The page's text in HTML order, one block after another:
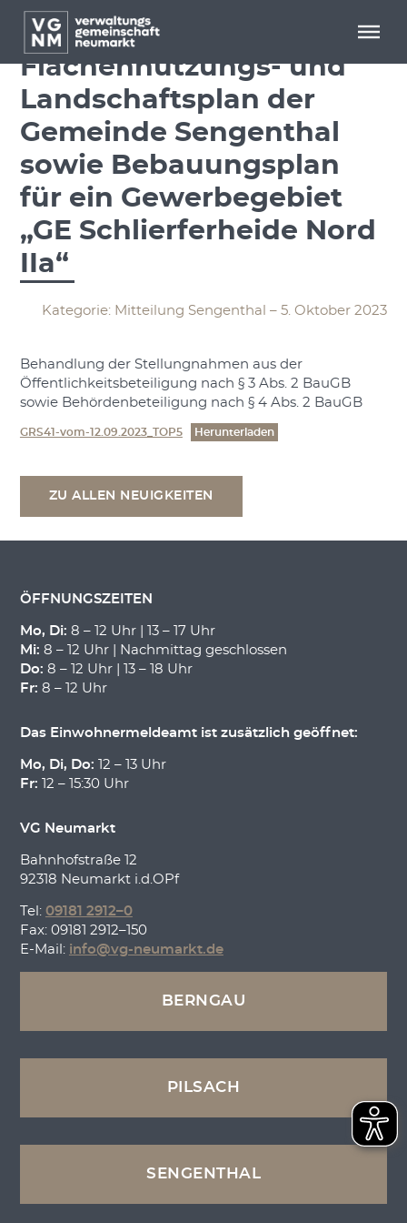
Menü überspringen
Menü überspringen
Deckblatt 21 zum
Flächennutzungs- und
Landschaftsplan der
Gemeinde Sengenthal
sowie Bebauungsplan
für ein Gewerbegebiet
„GE Schlierferheide Nord
IIa“
Kategorie: Mitteilung Sengenthal – 5. Oktober 2023
Behandlung der Stellungnahmen aus der
Öffentlichkeitsbeteiligung nach § 3 Abs. 2 BauGB
sowie Behördenbeteiligung nach § 4 Abs. 2 BauGB
GRS41-vom-12.09.2023_TOP5 Herunterladen
ZU ALLEN NEUIGKEITEN
ÖFFNUNGSZEITEN
Mo, Di: 8 – 12 Uhr | 13 – 17 Uhr
Mi: 8 – 12 Uhr | Nachmittag geschlossen
Do: 8 – 12 Uhr | 13 – 18 Uhr
Fr: 8 – 12 Uhr
Das Einwohnermeldeamt ist zusätzlich geöffnet:
Mo, Di, Do: 12 – 13 Uhr
Fr: 12 – 15:30 Uhr
VG Neumarkt
Bahnhofstraße 12
92318 Neumarkt i.d.OPf
Tel: 09181 2912–0
Fax: 09181 2912–150
E-Mail: info@vg-neumarkt.de
BERNGAU
PILSACH
SENGENTHAL